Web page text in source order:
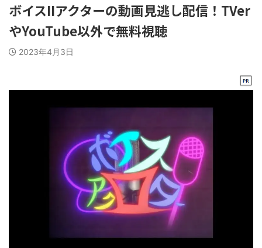
ボイスIIアクターの動画見逃し配信！TVer
やYouTube以外で無料視聴
2023年4月3日